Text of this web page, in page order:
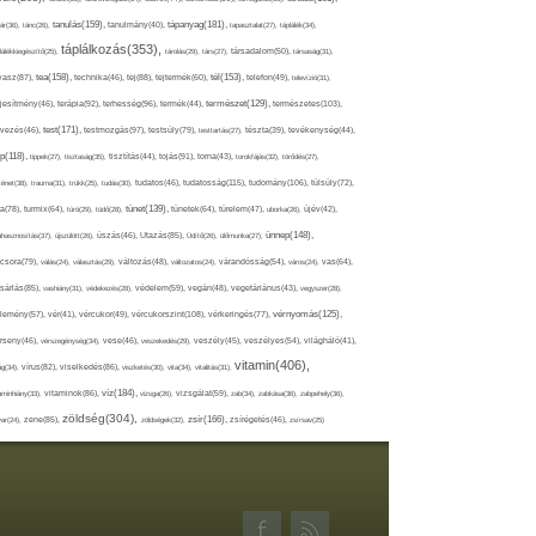
tánc(26), tanulás(159), tanulmány(40), tápanyag(181), tapasztalat(27), táplálék(34),
táplálkozás(353), tárolás(29), társ(27), társadalom(50), társaság(31),
tea(158), technika(46), tej(88), tejtermék(60), tél(153), telefon(49), televízió(31),
terápia(92), terhesség(96), termék(44), természet(129), természetes(103),
test(171), testmozgás(97), testsúly(79), testtartás(27), tészta(39), tevékenység(44),
tippek(27), tisztaság(35), tisztítás(44), tojás(91), torna(43), torokfájás(32), törődés(27),
trauma(31), trükk(25), tudás(30), tudatos(46), tudatosság(115), tudomány(106), túlsúly(72),
turmix(64), túró(29), tüdő(28), tünet(139), tünetek(64), türelem(47), uborka(26), újév(42),
újszülött(26), úszás(46), Utazás(85), Üdítő(26), ülőmunka(27), ünnep(148),
válás(24), választás(29), változás(48), változatos(24), várandósság(54), város(24), vas(64),
vashiány(31), védekezés(28), védelem(59), vegán(48), vegetáriánus(43), vegyszer(28),
vér(41), vércukor(49), vércukorszint(108), vérkeringés(77), vérnyomás(125),
vérszegénység(34), vese(46), veszekedés(29), veszély(45), veszélyes(54), világháló(41),
vírus(82), viselkedés(86), viszketés(30), vita(34), vitalitás(31), vitamin(406),
vitaminok(86), víz(184), vizsga(26), vizsgálat(59), zab(34), zabkása(36), zabpehely(36),
zene(85), zöldség(304), zöldségek(32), zsír(166), zsírégetés(46), zsírsav(25)